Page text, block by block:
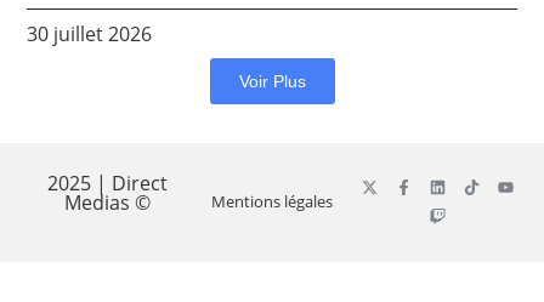
30 juillet 2026
Voir Plus
2025 | Direct
Medias © Mentions légales